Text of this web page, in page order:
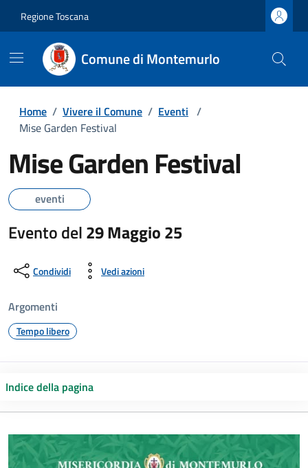
Regione Toscana
Comune di Montemurlo
Home / Vivere il Comune / Eventi /
Mise Garden Festival
Mise Garden Festival
eventi
Evento del29 Maggio 25
Condividi Vedi azioni
Argomenti
Tempo libero
Indice della pagina